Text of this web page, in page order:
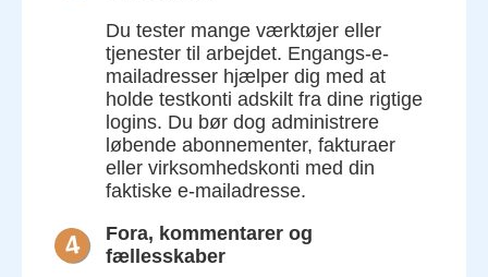
Du tester mange værktøjer eller
tjenester til arbejdet. Engangs-e-
mailadresser hjælper dig med at
holde testkonti adskilt fra dine rigtige
logins. Du bør dog administrere
løbende abonnementer, fakturaer
eller virksomhedskonti med din
faktiske e-mailadresse.
4
Fora, kommentarer og
fællesskaber